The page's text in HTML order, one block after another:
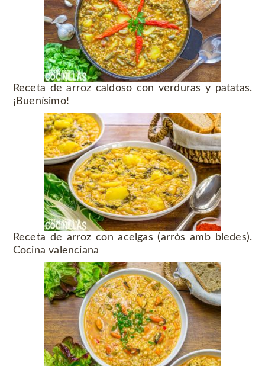
Receta de arroz caldoso con verduras y patatas.
¡Buenísimo!
Receta de arroz con acelgas (arròs amb bledes).
Cocina valenciana